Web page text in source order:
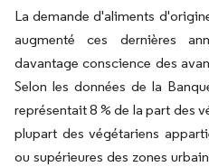
La demande d'aliments
augmenté ces dernières
davantage conscience des
Selon les données de la
représentait 8 % de la part des
plupart des végétariens
ou supérieures des zones